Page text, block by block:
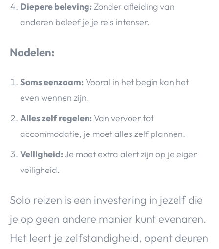
Diepere beleving:Zonder afleiding van
anderen beleef je je reis intenser.
Nadelen:
Soms eenzaam: Vooral in het begin kan het
even wennen zijn.
Alles zelf regelen: Van vervoer tot
accommodatie, je moet alles zelf plannen.
Veiligheid:Je moet extra alert zijn op je eigen
veiligheid.
Solo reizen is een investering in jezelf die
je op geen andere manier kunt evenaren.
Het leert je zelfstandigheid, opent deuren